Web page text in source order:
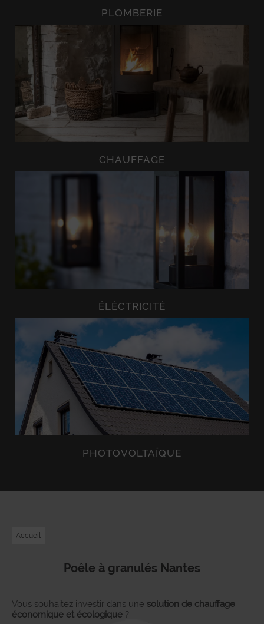
PLOMBERIE
CHAUFFAGE
ÉLÉCTRICITÉ
PHOTOVOLTAÏQUE
Accueil
Poêle à granulés Nantes
Vous souhaitez investir dans une solution de chauffage
économique et écologique ?